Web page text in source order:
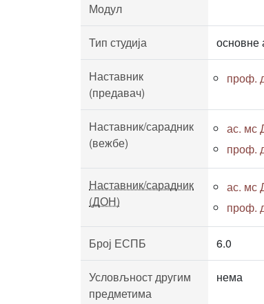
Модул
Тип студија основне
Наставник
(предавач)
проф.
Наставник/сарадник
(вежбе)
ас. мс
проф.
Наставник/сарадник
(ДОН)
ас. мс
проф.
Број ЕСПБ 6.0
Условљност другим
предметима
нема